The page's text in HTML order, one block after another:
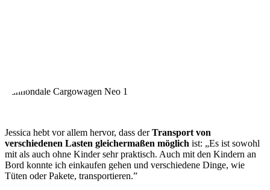
Cannondale Cargowagen Neo 1
Jessica hebt vor allem hervor, dass derTransport von
verschiedenen Lasten gleichermaßen möglich ist: „Es ist sowohl
mit als auch ohne Kinder sehr praktisch. Auch mit den Kindern an
Bord konnte ich einkaufen gehen und verschiedene Dinge, wie
Tüten oder Pakete, transportieren.”